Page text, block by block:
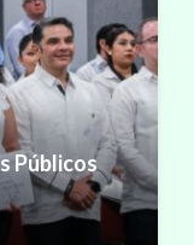
Públicos